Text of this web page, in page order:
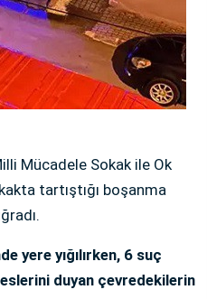
Mücadele Sokak ile Ok
tartıştığı boşanma
yere yığılırken, 6 suç
duyan çevredekilerin